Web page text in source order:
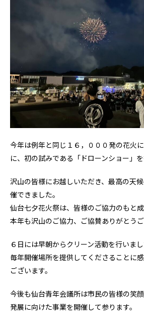
今年は例年と同じ１６，０００発の花火
に、初の試みである「ドローンショー」を
沢山の皆様にお越しいただき、最高の天
催できました。
仙台七夕花火祭は、皆様のご協力のもと成
本年も沢山のご協力、ご協賛ありがとうご
６日には早朝からクリーン活動を行いまし
毎年開催場所を提供してくださることに
ございます。
今後も仙台青年会議所は市民の皆様の笑
発展に向けた事業を開催して参ります。